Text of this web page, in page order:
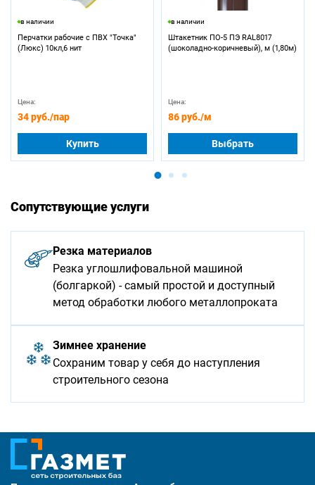
в наличии
Перчатки рабочие с ПВХ "Точка"
(Люкс) 10кл,6 нит
Цена:
34 руб./пар
Купить
в наличии
Штакетник ПО-5 ПЭ RAL8017
(шоколадно-коричневый), м (1,80м)
Цена:
86 руб./м
Выбрать
Сопутствующие услуги
Резка материалов
Резка углошлифовальной машиной
(болгаркой) - самый простой и доступный
метод обработки любого металлопроката
Зимнее хранение
Сохраним товар у себя до наступления
строительного сезона